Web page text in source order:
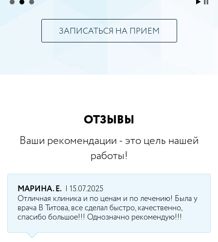
ЗАПИСАТЬСЯ НА ПРИЕМ
ОТЗЫВЫ
Ваши рекомендации - это цель нашей
работы!
МАРИНА. Е.
| 15.07.2025
Отличная клиника и по ценам и по лечению! Была у
врача В Титова, все сделал быстро, качественно,
спасибо большое!!! Однозначно рекомендую!!!